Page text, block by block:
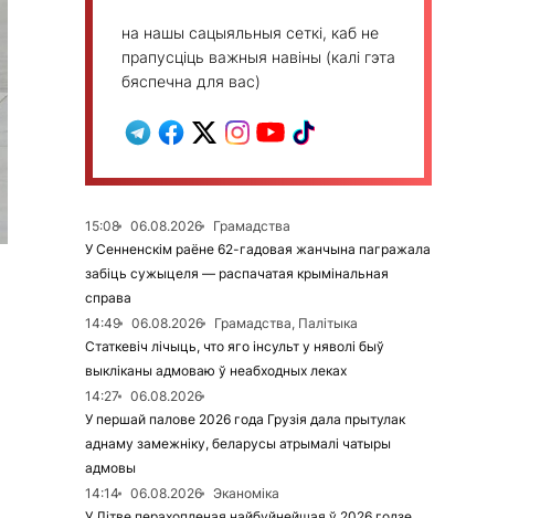
на нашы сацыяльныя сеткі, каб не
прапусціць важныя навіны (калі гэта
бяспечна для вас)
15:08 06.08.2026
Грамадства
У Сенненскім раёне 62-гадовая жанчына пагражала
забіць сужыцеля — распачатая крымінальная
справа
14:49
06.08.2026
Грамадства, Палітыка
Статкевіч лічыць, что яго інсульт у няволі быў
выкліканы адмоваю ў неабходных леках
14:27
06.08.2026
У першай палове 2026 года Грузія дала прытулак
аднаму замежніку, беларусы атрымалі чатыры
адмовы
14:14
06.08.2026
Эканоміка